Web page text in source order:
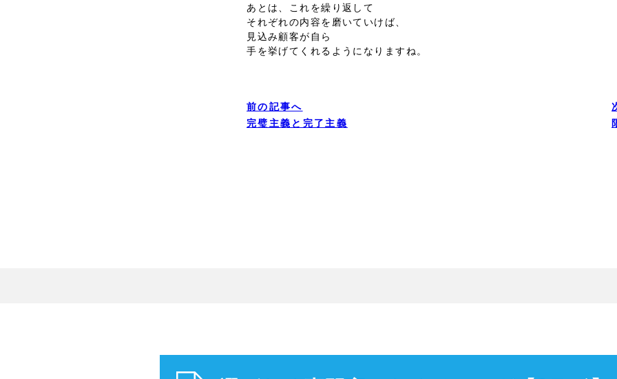
あとは、これを繰り返して
それぞれの内容を磨いていけば、
見込み顧客が自ら
手を挙げてくれるようになりますね。
前の記事へ
完璧主義と完了主義